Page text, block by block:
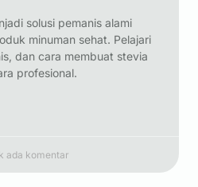
solusi pemanis alami
minuman sehat. Pelajari
dan cara membuat stevia
profesional.
ada komentar